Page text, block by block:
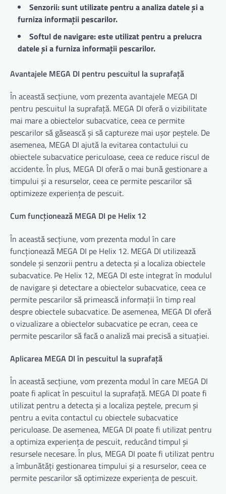
Senzorii: sunt utilizate pentru a analiza datele și a
furniza informații pescarilor.
Softul de navigare: este utilizat pentru a prelucra
datele și a furniza informații pescarilor.
Avantajele MEGA DI pentru pescuitul la suprafață
În această secțiune, vom prezenta avantajele MEGA DI
pentru pescuitul la suprafață. MEGA DI oferă o vizibilitate
mai mare a obiectelor subacvatice, ceea ce permite
pescarilor să găsească și să captureze mai ușor peștele. De
asemenea, MEGA DI ajută la evitarea contactului cu
obiectele subacvatice periculoase, ceea ce reduce riscul de
accidente. În plus, MEGA DI oferă o mai bună gestionare a
timpului și a resurselor, ceea ce permite pescarilor să
optimizeze experiența de pescuit.
Cum funcționează MEGA DI pe Helix 12
În această secțiune, vom prezenta modul în care
funcționează MEGA DI pe Helix 12. MEGA DI utilizează
sondele și senzorii pentru a detecta și a localiza obiectele
subacvatice. Pe Helix 12, MEGA DI este integrat în modulul
de navigare și detectare a obiectelor subacvatice, ceea ce
permite pescarilor să primească informații în timp real
despre obiectele subacvatice. De asemenea, MEGA DI oferă
o vizualizare a obiectelor subacvatice pe ecran, ceea ce
permite pescarilor să facă o analiză mai precisă a situației.
Aplicarea MEGA DI în pescuitul la suprafață
În această secțiune, vom prezenta modul în care MEGA DI
poate fi aplicat în pescuitul la suprafață. MEGA DI poate fi
utilizat pentru a detecta și a localiza peștele, precum și
pentru a evita contactul cu obiectele subacvatice
periculoase. De asemenea, MEGA DI poate fi utilizat pentru
a optimiza experiența de pescuit, reducând timpul și
resursele necesare. În plus, MEGA DI poate fi utilizat pentru
a îmbunătăți gestionarea timpului și a resurselor, ceea ce
permite pescarilor să optimizeze experiența de pescuit.